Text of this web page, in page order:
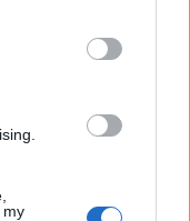
my
16ο Φεστιβάλ
οδοποιίας στο